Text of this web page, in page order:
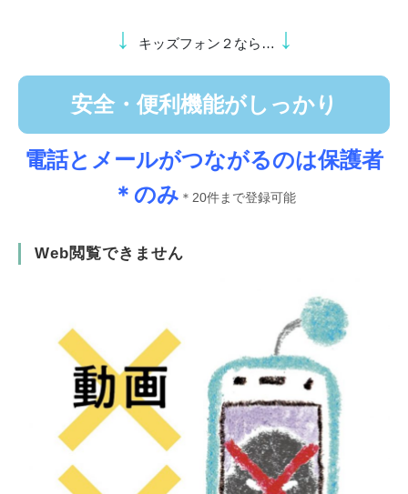
↓ キッズフォン２なら… ↓
安全・便利機能がしっかり
電話とメールがつながるのは保護者
＊のみ ＊20件まで登録可能
Web閲覧できません